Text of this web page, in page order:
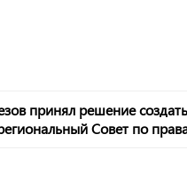
принял решение
Совет по